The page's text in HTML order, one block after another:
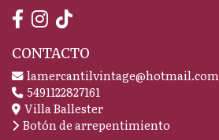
CONTACTO
lamercantilvintage@hotmail.com
5491122827161
Villa Ballester
Botón de arrepentimiento